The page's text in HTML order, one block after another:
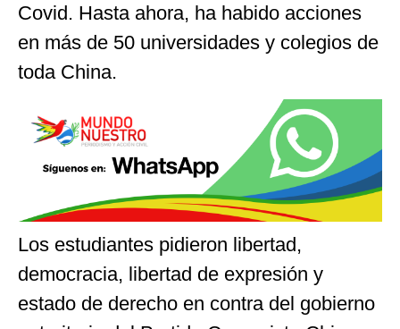
Covid. Hasta ahora, ha habido acciones
en más de 50 universidades y colegios de
toda China.
Los estudiantes pidieron libertad,
democracia, libertad de expresión y
estado de derecho en contra del gobierno